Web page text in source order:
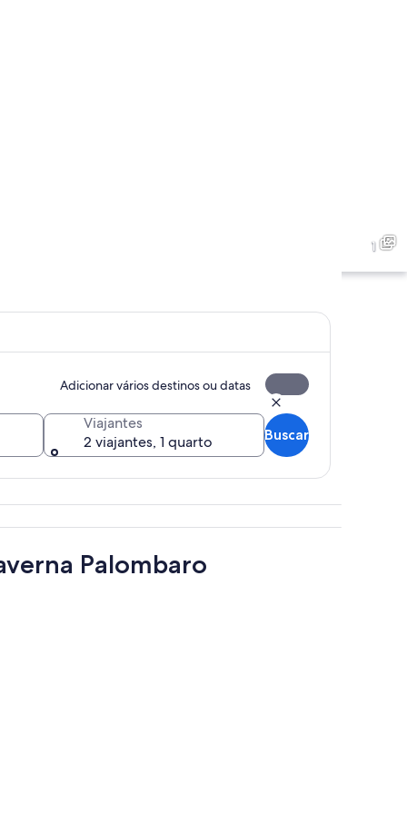
1
Adicionar vários destinos ou datas
Viajantes
2 viajantes, 1 quarto
Buscar
Palombaro